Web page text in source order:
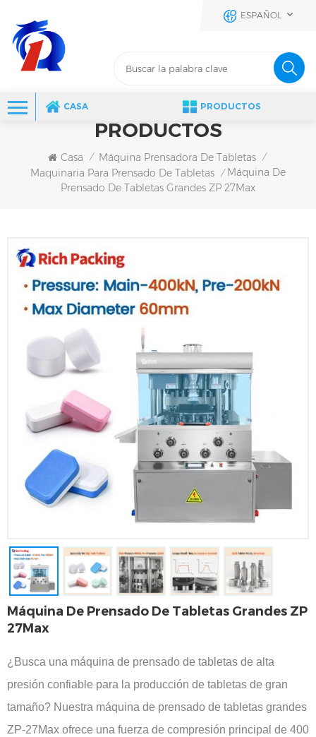
ESPAÑOL
CASA PRODUCTOS
PRODUCTOS
Casa / Máquina Prensadora De Tabletas /
Maquinaria Para Prensado De Tabletas / Máquina De
Prensado De Tabletas Grandes ZP 27Max
Máquina De Prensado De Tabletas Grandes ZP
27Max
¿Busca una máquina de prensado de tabletas de alta
presión confiable para la producción de tabletas de gran
tamaño? Nuestra máquina de prensado de tabletas grandes
ZP-27Max ofrece una fuerza de compresión principal de 400